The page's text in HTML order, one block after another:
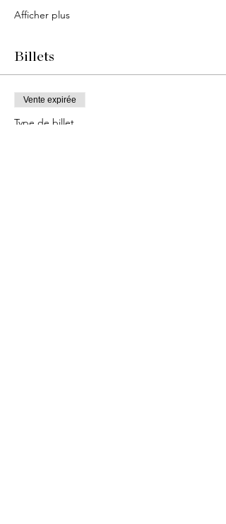
Afficher plus
Billets
Vente expirée
Type de billet